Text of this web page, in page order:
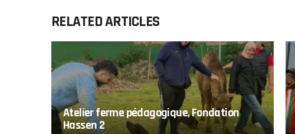
RELATED ARTICLES
Atelier ferme pédagogique, Fondation
Hassen 2